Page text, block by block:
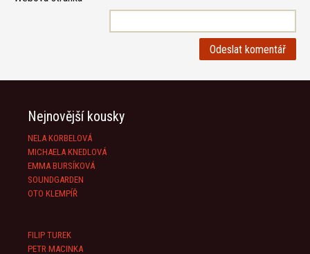
Nejnovější kousky
NELA KORBELOVÁ
MICHAELA KNEDLOVÁ
EMMA BURSÍKOVÁ
SOUNDGARDEN
OTO KLEMPÍŘ
FILIP TUREK
PETR MACINKA